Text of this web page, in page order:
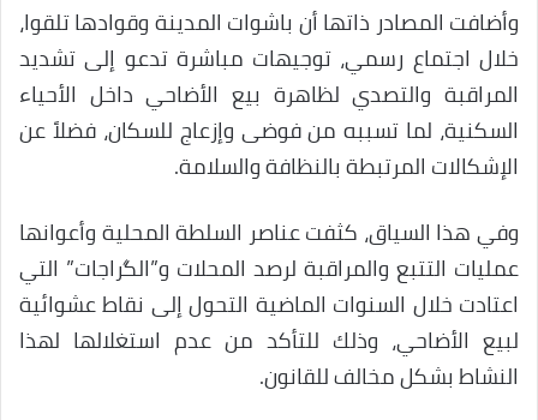
وأضافت المصادر ذاتها أن باشوات المدينة وقوادها تلقوا،
خلال اجتماع رسمي، توجيهات مباشرة تدعو إلى تشديد
المراقبة والتصدي لظاهرة بيع الأضاحي داخل الأحياء
السكنية، لما تسببه من فوضى وإزعاج للسكان، فضلاً عن
الإشكالات المرتبطة بالنظافة والسلامة.
وفي هذا السياق، كثفت عناصر السلطة المحلية وأعوانها
عمليات التتبع والمراقبة لرصد المحلات و”الگراجات” التي
اعتادت خلال السنوات الماضية التحول إلى نقاط عشوائية
لبيع الأضاحي، وذلك للتأكد من عدم استغلالها لهذا
النشاط بشكل مخالف للقانون.